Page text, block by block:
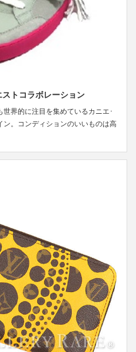
トコラボレーション
界的に注目を集めているカニエ･
。コンディションのいいものは高